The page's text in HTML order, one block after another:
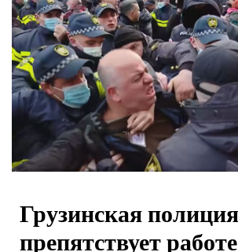
Грузинская полиция